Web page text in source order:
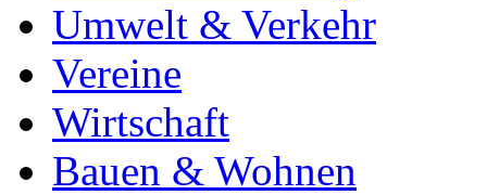
Umwelt & Verkehr
Vereine
Wirtschaft
Bauen & Wohnen